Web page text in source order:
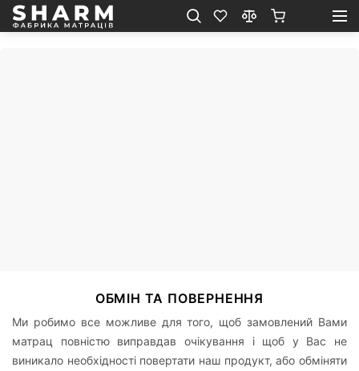
ОБМІН ТА ПОВЕРНЕННЯ
Ми робимо все можливе для того, щоб замовлений Вами
матрац повністю виправдав очікування і щоб у Вас не
виникало необхідності повертати наш продукт, або обміняти